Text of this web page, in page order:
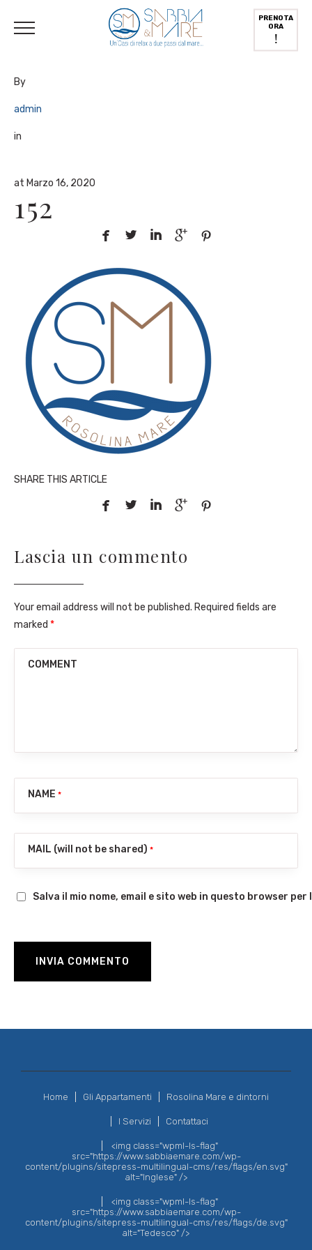
PRENOTA
ORA
!
By
admin
in
at Marzo 16, 2020
152
    
SHARE THIS ARTICLE
    
Lascia un commento
Your email address will not be published. Required fields are
marked *
COMMENT
NAME *
MAIL (will not be shared) *
Salva il mio nome, email e sito web in questo browser
Home Gli Appartamenti Rosolina Mare e dintorni
I Servizi Contattaci
<img class="wpml-ls-flag"
src="https://www.sabbiaemare.com/wp-
content/plugins/sitepress-multilingual-cms/res/flags/en.svg"
alt="Inglese" />
<img class="wpml-ls-flag"
src="https://www.sabbiaemare.com/wp-
content/plugins/sitepress-multilingual-cms/res/flags/de.svg"
alt="Tedesco" />
Inglese) Deutsch ( Tedesco Italiano